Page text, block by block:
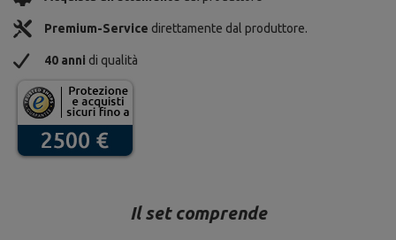
Premium-Service direttamente dal produttore.
40 anni di qualità
Il set comprende